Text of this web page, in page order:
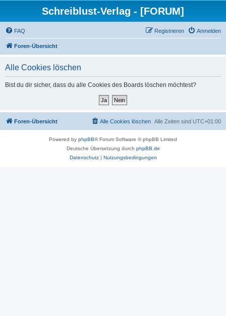
Schreiblust-Verlag - [FORUM]
FAQ Anmelden
Registrieren
Foren-Übersicht
Alle Cookies löschen
Bist du dir sicher, dass du alle Cookies des Boards löschen möchtest?
Foren-Übersicht Alle Zeiten sind UTC+01:00
Alle Cookies löschen
Powered by phpBB® Forum Software © phpBB Limited
Deutsche Übersetzung durch phpBB.de
Datenschutz| Nutzungsbedingungen